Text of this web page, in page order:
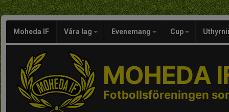
Moheda IF Våra lag Evenemang Cup
MOHEDA
Fotbollsföreningen